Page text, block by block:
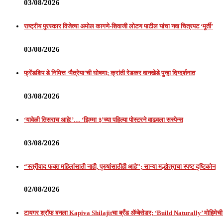
03/08/2026
राष्ट्रीय पुरस्कार विजेत्या अमोल कागणे-शिवाजी लोटण पाटील यांचा नवा चित्रपट ‘मूर्ती’
03/08/2026
फ्रेंडशिप डे निमित्त ‘मैत्रेया’ची घोषणा; क्रांती रेडकर वानखेडे पुन्हा दिग्दर्शनात
03/08/2026
‘यावेळी तिसराच आहे!’… ‘झिम्मा ३’च्या पहिल्या पोस्टरने वाढवला सस्पेन्स
03/08/2026
“स्त्रीवाद फक्त महिलांसाठी नाही, पुरुषांसाठीही आहे”; सान्या मल्होत्राचा स्पष्ट दृष्टिकोन
02/08/2026
टायगर श्रॉफ बनला Kapiva Shilajitचा ब्रँड ॲम्बेसेडर; ‘Build Naturally’